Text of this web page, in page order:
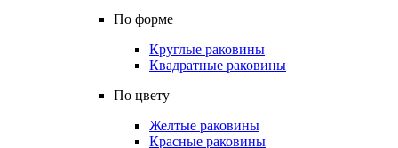
По форме
Круглые раковины
Квадратные раковины
По цвету
Желтые раковины
Красные раковины